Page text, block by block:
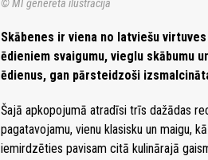
© MI ģenerēta ilustrācija
Skābenes ir viena no latviešu
ēdieniem svaigumu, vieglu skābumu
ēdienus, gan pārsteidzoši
Šajā apkopojumā atradīsi trīs dažādas
pagatavojamu, vienu klasisku un maigu,
iemirdzēties pavisam citā kulinārajā